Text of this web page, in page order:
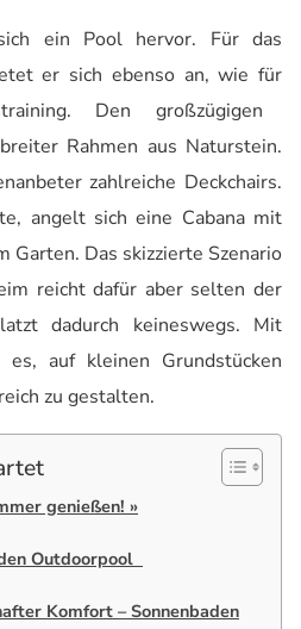
ein Pool hervor. Für das
er sich ebenso an, wie für
Den großzügigen
Rahmen aus Naturstein.
zahlreiche Deckchairs.
angelt sich eine Cabana mit
Garten. Das skizzierte Szenario
reicht dafür aber selten der
dadurch keineswegs. Mit
auf kleinen Grundstücken
zu gestalten.
genießen! »
Outdoorpool
Komfort – Sonnenbaden